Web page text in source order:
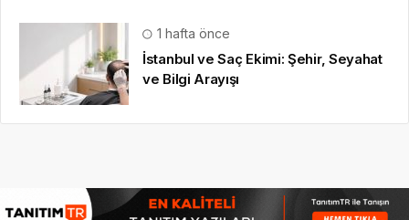
1 hafta önce
İstanbul ve Saç Ekimi: Şehir, Seyahat
ve Bilgi Arayışı